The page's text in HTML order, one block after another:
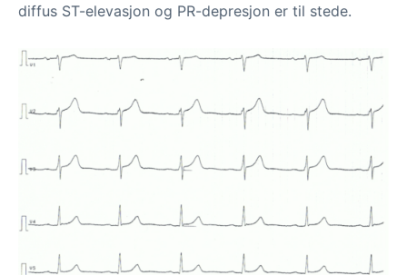
diffus ST-elevasjon og PR-depresjon er til stede.